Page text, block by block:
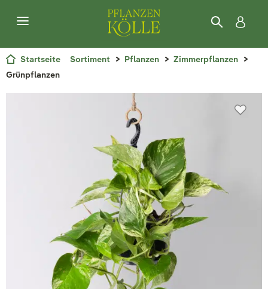
Startseite Sortiment Pflanzen
Zimmerpflanzen
Grünpflanzen